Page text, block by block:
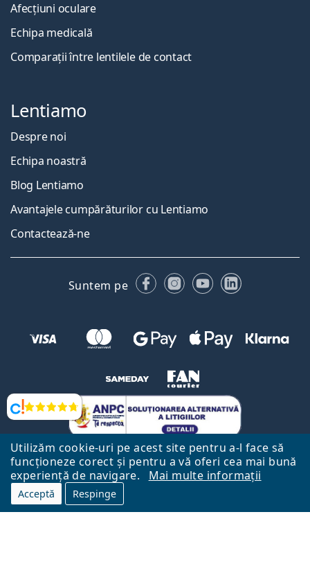
Utilizăm cookie-uri pe acest site pentru a-l face să
funcționeze corect și pentru a vă oferi cea mai bună
experiență de navigare.
Mai multe informații
Acceptă Respinge
Opinii
Afecțiuni oculare
Echipa medicală
Comparații între lentilele de contact
Lentiamo
Despre noi
Echipa noastră
Blog Lentiamo
Avantajele cumpărăturilor cu Lentiamo
Contactează-ne
Suntem pe FacebookInstagram
YouTubeLinkedIn
Către Pagina Principală
Mai sus